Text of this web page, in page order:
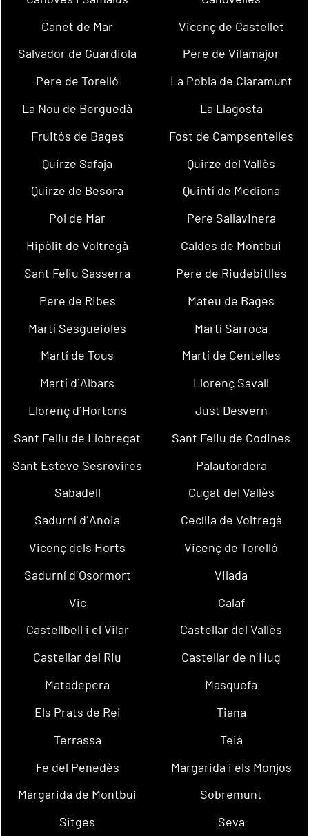
Canet de Mar
Vicenç de Castellet
Salvador de Guardiola
Pere de Vilamajor
Pere de Torelló
La Pobla de Claramunt
La Nou de Berguedà
La Llagosta
Fruitós de Bages
Fost de Campsentelles
Quirze Safaja
Quirze del Vallès
Quirze de Besora
Quintí de Mediona
Pol de Mar
Pere Sallavinera
Hipòlit de Voltregà
Caldes de Montbui
Sant Feliu Sasserra
Pere de Riudebitlles
Pere de Ribes
Mateu de Bages
Martí Sesgueioles
Martí Sarroca
Martí de Tous
Martí de Centelles
Martí d´Albars
Llorenç Savall
Llorenç d´Hortons
Just Desvern
Sant Feliu de Llobregat
Sant Feliu de Codines
Sant Esteve Sesrovires
Palautordera
Sabadell
Cugat del Vallès
Sadurní d´Anoia
Cecília de Voltregà
Vicenç dels Horts
Vicenç de Torelló
Sadurní d´Osormort
Vilada
Vic
Calaf
Castellbell i el Vilar
Castellar del Vallès
Castellar del Riu
Castellar de n´Hug
Matadepera
Masquefa
Els Prats de Rei
Tiana
Terrassa
Teià
Fe del Penedès
Margarida i els Monjos
Margarida de Montbui
Sobremunt
Sitges
Seva